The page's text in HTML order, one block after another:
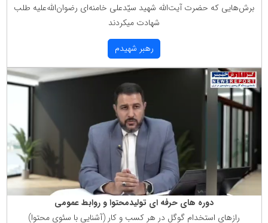
برش‌هایی كه حضرت آیت‌الله شهید سیّدعلی خامنه‌ای رضوان‌الله‌علیه طلب
شهادت میكردند
رهبر شهیدم
دوره های حرفه ای تولیدمحتوا و روابط عمومی
رازهای استخدام گوگل در هر كسب و كار (آشنایی با سئوی محتوا)